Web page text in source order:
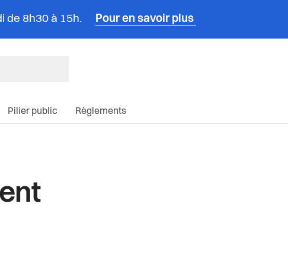
de 8h30 à 15h. Pour en savoir plus
Pilier public Règlements